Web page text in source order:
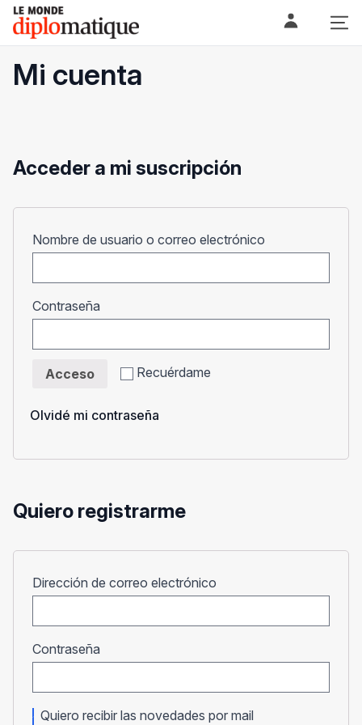
Skip
content
Le monde diplomatique
Mi cuenta
Acceder a mi suscripción
Nombre de usuario o correo electrónico
Contraseña
Recuérdame
Acceso
Olvidé mi contraseña
Quiero registrarme
Dirección de correo electrónico
Contraseña
Quiero recibir las novedades por mail